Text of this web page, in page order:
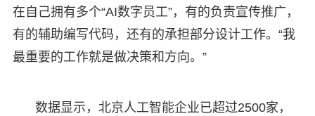
在自己拥有多个“AI数字员工”，有的负责宣传推广，
有的辅助编写代码，还有的承担部分设计工作。“我
最重要的工作就是做决策和方向。”
数据显示，北京人工智能企业已超过2500家，